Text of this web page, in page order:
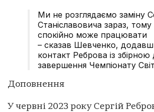
Ми не розглядаємо заміну
Станіславовича зараз, тому
спокійно може працювати
– сказав Шевченко,
контакт Реброва із збірною
завершення Чемпіонату
Доповнення
У червні 2023 року Сергій